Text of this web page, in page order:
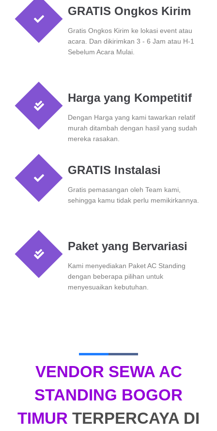
GRATIS Ongkos Kirim
Gratis Ongkos Kirim ke lokasi event atau
acara. Dan dikirimkan 3 - 6 Jam atau H-1
Sebelum Acara Mulai.
Harga yang Kompetitif
Dengan Harga yang kami tawarkan relatif
murah ditambah dengan hasil yang sudah
mereka rasakan.
GRATIS Instalasi
Gratis pemasangan oleh Team kami,
sehingga kamu tidak perlu memikirkannya.
Paket yang Bervariasi
Kami menyediakan Paket AC Standing
dengan beberapa pilihan untuk
menyesuaikan kebutuhan.
VENDOR SEWA AC
STANDING BOGOR
TIMUR TERPERCAYA DI